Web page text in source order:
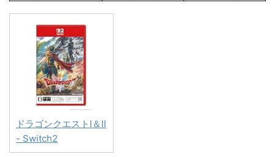
ドラゴンクエストI＆II
- Switch2